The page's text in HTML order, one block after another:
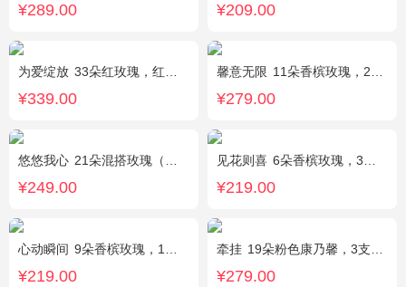
¥289.00 ¥209.00
为爱绽放 33朵红玫瑰，红豆、尤加利绿叶搭配
¥339.00
馨意无限 11朵香槟玫瑰，2枝多头白色百合，白色洋桔梗、绿叶
¥279.00
悠悠我心 21朵混搭玫瑰（粉玫瑰+紫玫瑰），绿叶搭配
¥249.00
见花则喜 6朵香槟玫瑰，3朵向日葵，桔梗、绿叶搭配
¥219.00
心动瞬间 9朵香槟玫瑰，1个蓝色绣球，1支多头白百合，桔梗、绿叶搭配
¥219.00
牵挂 19朵粉色康乃馨，3支多头粉百合，黄莺搭配
¥279.00